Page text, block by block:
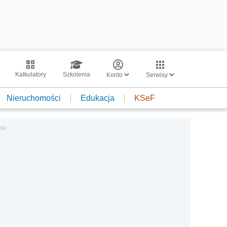
Kalkulatory Szkolenia Konto Serwisy
Nieruchomości Edukacja KSeF